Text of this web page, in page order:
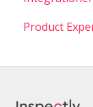
Digital
Nyt i
Product